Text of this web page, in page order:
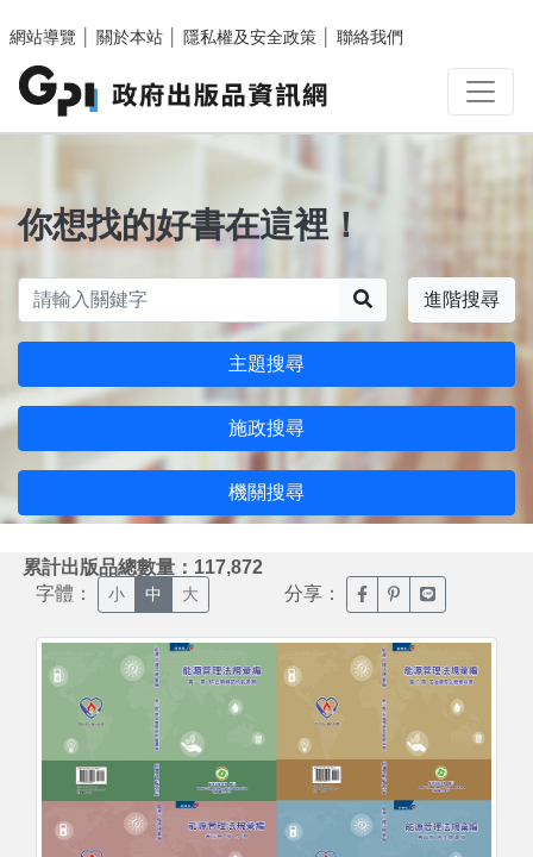
網站導覽
關於本站 隱私權及安全政策 聯絡我們
你想找的好書在這裡！
進階搜尋
主題搜尋
施政搜尋
機關搜尋
累計出版品總數量：117,872
字體： 小 中 大 分享： 臉書分享(另開新視窗)
噗浪分享(另開新
Line分享(另